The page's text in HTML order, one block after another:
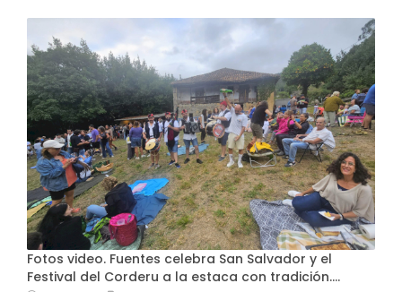
Fotos video. Fuentes celebra San Salvador y el
Festival del Corderu a la estaca con tradición....